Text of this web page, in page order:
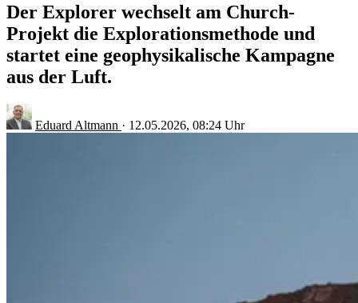
Der Explorer wechselt am Church-
Projekt die Explorationsmethode und
startet eine geophysikalische Kampagne
aus der Luft.
Eduard Altmann · 12.05.2026, 08:24 Uhr